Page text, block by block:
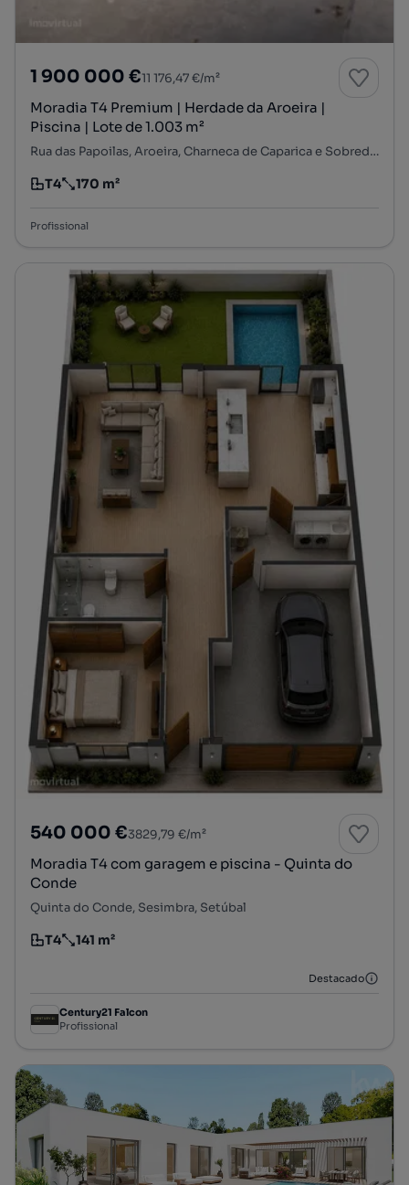
1 900 000 €11 176,47 €/m²
Moradia T4 Premium | Herdade da Aroeira |
Piscina | Lote de 1.003 m²
Rua das Papoilas, Aroeira, Charneca de Caparica e Sobreda, Almada, Setúbal
Tipologia
T4
Preço por metro quadrado
170 m²
Profissional
540 000 €3829,79 €/m²
Moradia T4 com garagem e piscina - Quinta do
Conde
Quinta do Conde, Sesimbra, Setúbal
Tipologia
T4
Preço por metro quadrado
141 m²
Destacado
Century21 Falcon
Profissional